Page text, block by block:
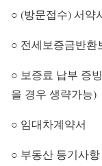
○ (방문접수) 서약
○ 전세보증금반환
○ 보증료 납부 증
을 경우 생략가능)
○ 임대차계약서
○ 부동산 등기사